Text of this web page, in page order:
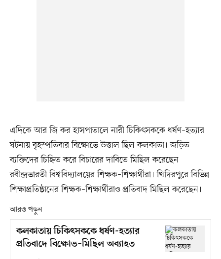
এদিকে আর জি কর হাসপাতালে নারী চিকিৎসককে ধর্ষণ–হত্যার
ঘটনায় বৃহস্পতিবার বিক্ষোভে উত্তাল ছিল কলকাতা। জড়িত
ব্যক্তিদের চিহ্নিত করে বিচারের দাবিতে মিছিল করেছেন
রবীন্দ্রভারতী বিশ্ববিদ্যালয়ের শিক্ষক–শিক্ষার্থীরা। খিদিরপুরে বিভিন্ন
শিক্ষাপ্রতিষ্ঠানের শিক্ষক–শিক্ষার্থীরাও প্রতিবাদ মিছিল করেছেন।
আরও পড়ুন
কলকাতায় চিকিৎসককে ধর্ষণ-হত্যার
প্রতিবাদে বিক্ষোভ–মিছিল অব্যাহত